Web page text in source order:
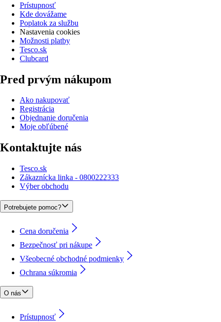
Prístupnosť
Kde dovážame
Poplatok za službu
Nastavenia cookies
Možnosti platby
Tesco.sk
Clubcard
Pred prvým nákupom
Ako nakupovať
Registrácia
Objednanie doručenia
Moje obľúbené
Kontaktujte nás
Tesco.sk
Zákaznícka linka - 0800222333
Výber obchodu
Potrebujete pomoc?
Cena doručenia
Bezpečnosť pri nákupe
Všeobecné obchodné podmienky
Ochrana súkromia
O nás
Prístupnosť